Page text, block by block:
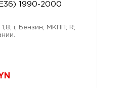
1990-2000
i; Бензин; МКПП; R;